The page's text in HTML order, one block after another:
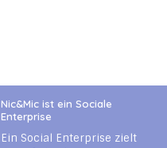
Nic&Mic ist ein Sociale
Enterprise
Ein Social Enterprise zielt